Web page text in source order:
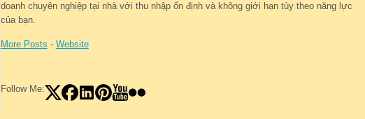
doanh chuyên nghiệp tại nhà với thu nhập ổn định và không giới hạn tùy theo năng lực
của bạn.
More Posts - Website
Follow Me: